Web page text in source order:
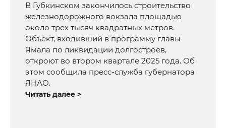
В Губкинском закончилось строительство
железнодорожного вокзала площадью
около трех тысяч квадратных метров.
Объект, входивший в программу главы
Ямала по ликвидации долгостроев,
откроют во втором квартале 2025 года. Об
этом сообщила пресс-служба губернатора
ЯНАО.
Читать далее >